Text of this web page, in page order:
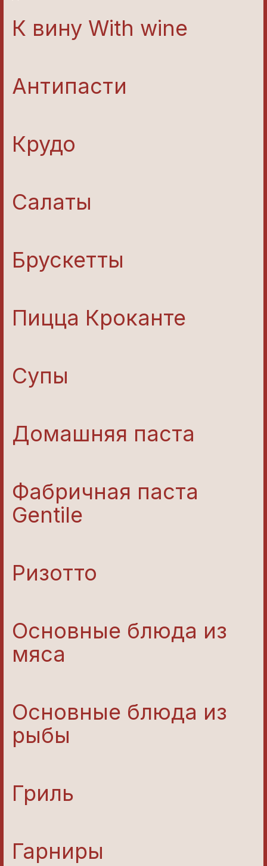
К вину With wine
Антипасти
Крудо
Салаты
Брускетты
Пицца Кроканте
Супы
Домашняя паста
Фабричная паста
Gentile
Ризотто
Основные блюда из
мяса
Основные блюда из
рыбы
Гриль
Гарниры